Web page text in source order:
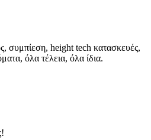
συμπίεση, height tech κατασκευές,
όλα τέλεια, όλα ίδια.